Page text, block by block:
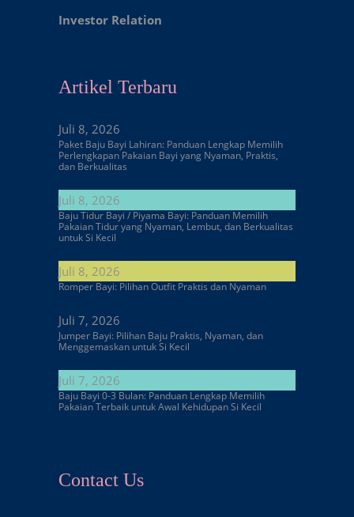
Investor Relation
Artikel Terbaru
Juli 8, 2026
Paket Baju Bayi Lahiran: Panduan Lengkap Memilih
Perlengkapan Pakaian Bayi yang Nyaman, Praktis,
dan Berkualitas
Juli 8, 2026
Baju Tidur Bayi / Piyama Bayi: Panduan Memilih
Pakaian Tidur yang Nyaman, Lembut, dan Berkualitas
untuk Si Kecil
Juli 8, 2026
Romper Bayi: Pilihan Outfit Praktis dan Nyaman
Juli 7, 2026
Jumper Bayi: Pilihan Baju Praktis, Nyaman, dan
Menggemaskan untuk Si Kecil
Juli 7, 2026
Baju Bayi 0-3 Bulan: Panduan Lengkap Memilih
Pakaian Terbaik untuk Awal Kehidupan Si Kecil
Contact Us